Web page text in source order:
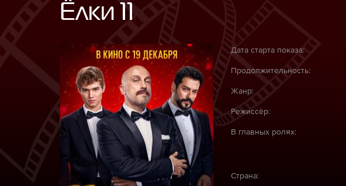
Ёлки 11
Дата старта показа:
Продолжительность:
Жанр:
Режиссёр:
В главных ролях:
Страна: